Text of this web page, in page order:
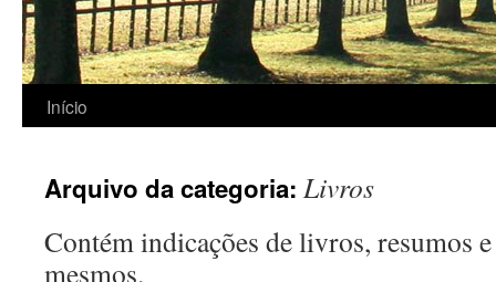
Pular
conteúdo
Início
Arquivo da categoria: Livros
Contém indicações de livros, resumos
mesmos.